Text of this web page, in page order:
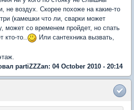
не воздух. Скорее похоже на какие-то
(камешки что ли, сварки может
может со временем пройдет, но спать
кто-то..
Или сантехника вызвать,
partiZZZan: 04 October 2010 - 20:14